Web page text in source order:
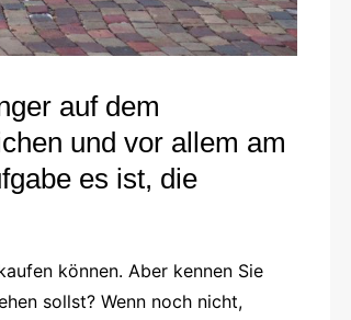
auf dem
und vor allem am
es ist, die
können. Aber kennen Sie
sollst? Wenn noch nicht,